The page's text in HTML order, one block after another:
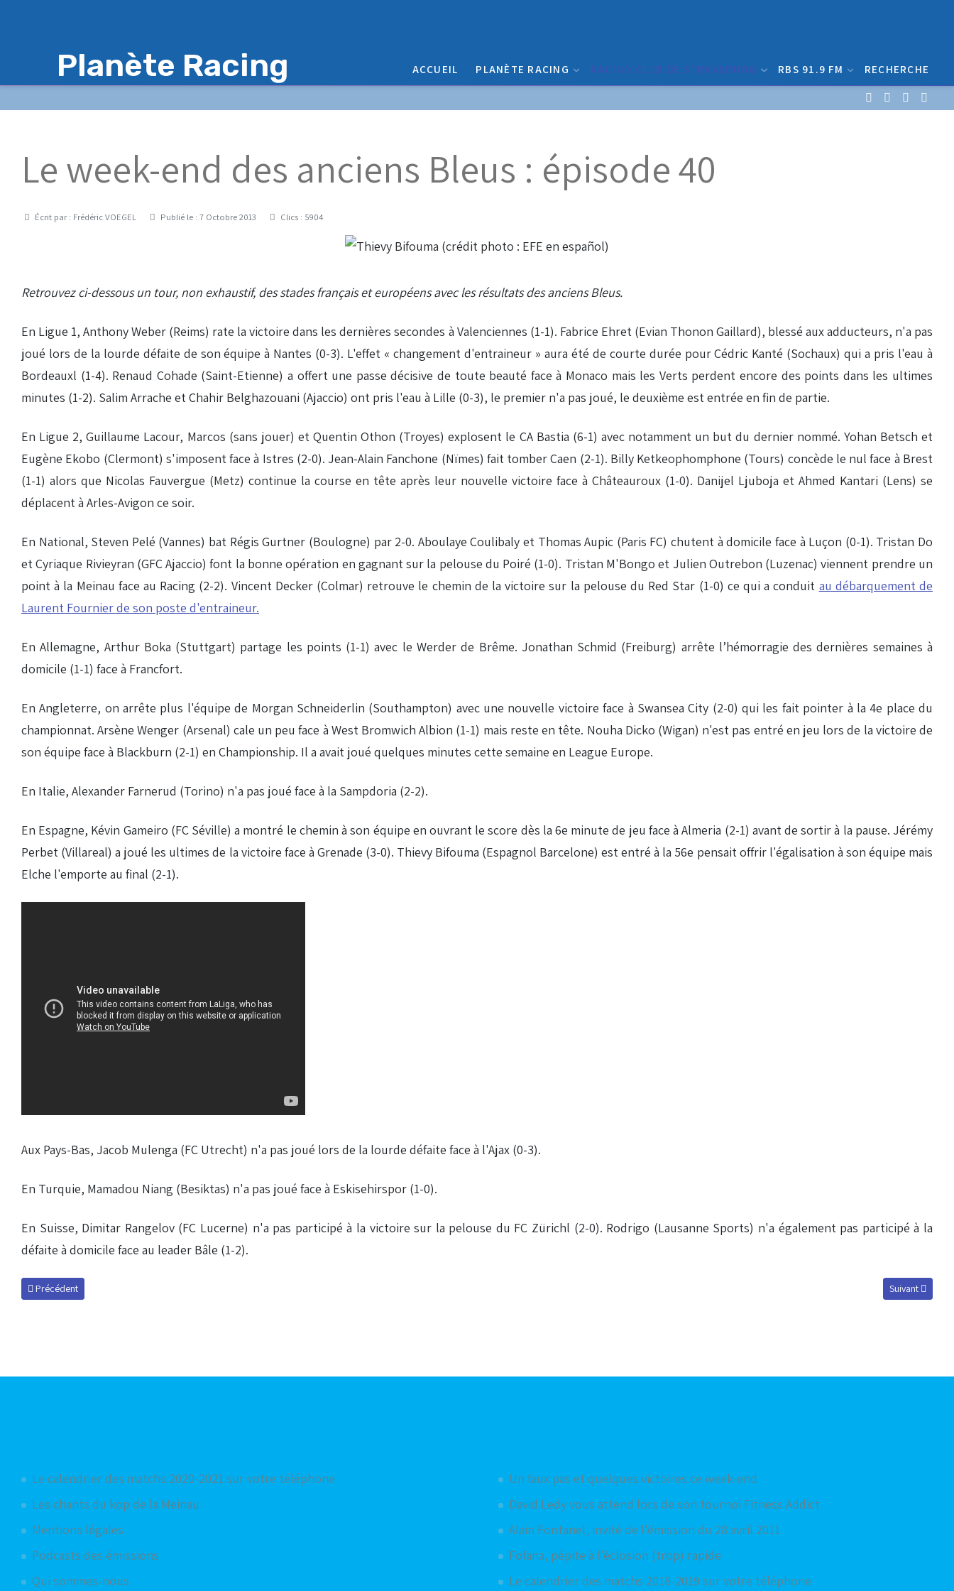
Planète Racing ACCUEIL PLANÈTE RACING RACING CLUB DE STRASBOURG RBS 91.9 FM RECHERCHE
Le week-end des anciens Bleus : épisode 40
DétailsÉcrit par : Frédéric VOEGEL Publié le : 7 Octobre 2013 Clics : 5904
Retrouvez ci-dessous un tour, non exhaustif, des stades français et européens avec les résultats des anciens Bleus.
En Ligue 1, Anthony Weber (Reims) rate la victoire dans les dernières secondes à Valenciennes (1-1). Fabrice Ehret (Evian Thonon Gaillard), blessé aux adducteurs, n'a pas
joué lors de la lourde défaite de son équipe à Nantes (0-3). L'effet « changement d'entraineur » aura été de courte durée pour Cédric Kanté (Sochaux) qui a pris l'eau à
Bordeauxl (1-4). Renaud Cohade (Saint-Etienne) a offert une passe décisive de toute beauté face à Monaco mais les Verts perdent encore des points dans les ultimes
minutes (1-2). Salim Arrache et Chahir Belghazouani (Ajaccio) ont pris l'eau à Lille (0-3), le premier n'a pas joué, le deuxième est entrée en fin de partie.
En Ligue 2, Guillaume Lacour, Marcos (sans jouer) et Quentin Othon (Troyes) explosent le CA Bastia (6-1) avec notamment un but du dernier nommé. Yohan Betsch et
Eugène Ekobo (Clermont) s'imposent face à Istres (2-0). Jean-Alain Fanchone (Nïmes) fait tomber Caen (2-1). Billy Ketkeophomphone (Tours) concède le nul face à Brest
(1-1) alors que Nicolas Fauvergue (Metz) continue la course en tête après leur nouvelle victoire face à Châteauroux (1-0). Danijel Ljuboja et Ahmed Kantari (Lens) se
déplacent à Arles-Avigon ce soir.
En National, Steven Pelé (Vannes) bat Régis Gurtner (Boulogne) par 2-0. Aboulaye Coulibaly et Thomas Aupic (Paris FC) chutent à domicile face à Luçon (0-1). Tristan Do
et Cyriaque Rivieyran (GFC Ajaccio) font la bonne opération en gagnant sur la pelouse du Poiré (1-0). Tristan M'Bongo et Julien Outrebon (Luzenac) viennent prendre un
point à la Meinau face au Racing (2-2). Vincent Decker (Colmar) retrouve le chemin de la victoire sur la pelouse du Red Star (1-0) ce qui a conduit au débarquement de
Laurent Fournier de son poste d'entraineur.
En Allemagne, Arthur Boka (Stuttgart) partage les points (1-1) avec le Werder de Brême. Jonathan Schmid (Freiburg) arrête l’hémorragie des dernières semaines à
domicile (1-1) face à Francfort.
En Angleterre, on arrête plus l'équipe de Morgan Schneiderlin (Southampton) avec une nouvelle victoire face à Swansea City (2-0) qui les fait pointer à la 4e place du
championnat. Arsène Wenger (Arsenal) cale un peu face à West Bromwich Albion (1-1) mais reste en tête. Nouha Dicko (Wigan) n'est pas entré en jeu lors de la victoire de
son équipe face à Blackburn (2-1) en Championship. Il a avait joué quelques minutes cette semaine en League Europe.
En Italie, Alexander Farnerud (Torino) n'a pas joué face à la Sampdoria (2-2).
En Espagne, Kévin Gameiro (FC Séville) a montré le chemin à son équipe en ouvrant le score dès la 6e minute de jeu face à Almeria (2-1) avant de sortir à la pause. Jérémy
Perbet (Villareal) a joué les ultimes de la victoire face à Grenade (3-0). Thievy Bifouma (Espagnol Barcelone) est entré à la 56e pensait offrir l'égalisation à son équipe mais
Elche l'emporte au final (2-1).
Aux Pays-Bas, Jacob Mulenga (FC Utrecht) n'a pas joué lors de la lourde défaite face à l'Ajax (0-3).
En Turquie, Mamadou Niang (Besiktas) n'a pas joué face à Eskisehirspor (1-0).
En Suisse, Dimitar Rangelov (FC Lucerne) n'a pas participé à la victoire sur la pelouse du FC Zürichl (2-0). Rodrigo (Lausanne Sports) n'a également pas participé à la
défaite à domicile face au leader Bâle (1-2).
Article précédent : Le week-end des anciens Bleus : épisode 41
Précédent Article suivant :
Suivant
Le calendrier des matchs 2020-2021 sur votre téléphone
Les chants du kop de la Meinau
Mentions légales
Podcasts des émissions
Qui sommes-nous
Un faux pas et quelques victoires ce week-end
David Ledy vous attend lors de son tournoi Fitness Addict
Alain Fontanel, invité de l'émission du 28 avril 2011
Fofana, pépite à l'éclosion (trop) rapide
Le calendrier des matchs 2018-2019 sur votre téléphone